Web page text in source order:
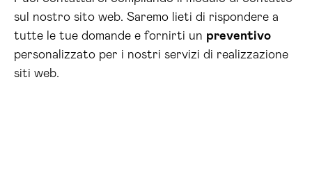
sul nostro sito web. Saremo lieti di rispondere a
tutte le tue domande e fornirti un preventivo
personalizzato per i nostri servizi di realizzazione
siti web.